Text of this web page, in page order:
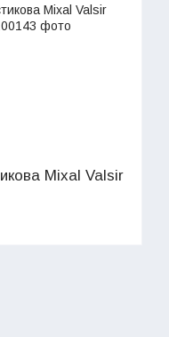
Mixal Valsir